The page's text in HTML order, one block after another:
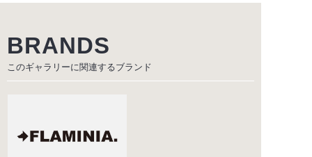
BRANDS
このギャラリーに関連するブランド